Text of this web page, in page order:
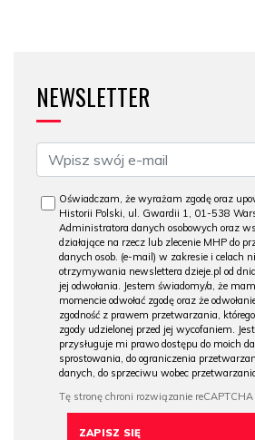
NEWSLETTER
Oświadczam, że wyrażam zgodę oraz
Historii Polski, ul. Gwardii 1, 01-538
Administratora danych osobowych oraz
działające na rzecz lub zlecenie MHP do
danych osob. (e-mail) w zakresie i celach
otrzymywania newslettera dzieje.pl od
jej odwołania. Jestem świadomy/a, że
momencie odwołać zgodę oraz że
zgodność z prawem przetwarzania,
zgody udzielonej przed jej wycofaniem.
przysługuje mi prawo dostępu do moich
sprostowania, do ograniczenia
danych, do sprzeciwu wobec